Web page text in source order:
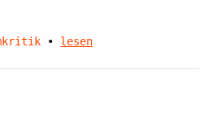
• lesen